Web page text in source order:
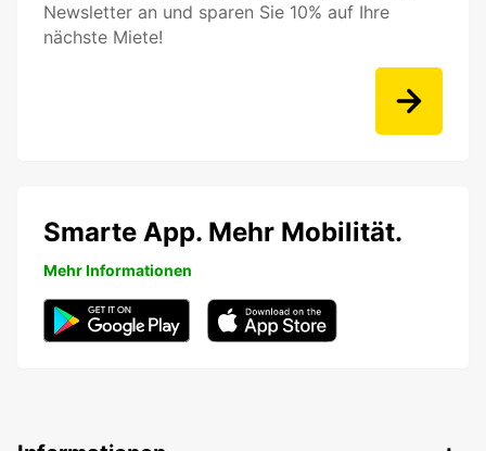
Newsletter an und sparen Sie 10% auf Ihre
nächste Miete!
Smarte App. Mehr Mobilität.
Mehr Informationen